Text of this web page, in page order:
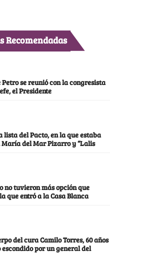
Recomendadas
se reunió con la congresista
el Presidente
del Pacto, en la que estaba
del Mar Pizarro y “Lalis
no tuvieron más opción que
que entró a la Casa Blanca
del cura Camilo Torres, 60 años
escondido por un general del